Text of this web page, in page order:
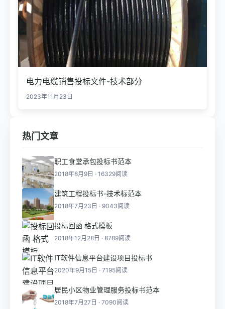
电力电缆销售投标文件-技术部分
2023年11月23日
热门文章
职工食堂承包投标书范本
2018年8月9日 · 16329阅读
建筑工程投标书-技术标范本
2018年7月23日 · 9043阅读
投标回函 格式模板
2018年12月28日 · 8789阅读
IT软件信息平台建设项目投标书
2020年9月15日 · 7195阅读
居民小区物业管理服务投标书范本
2018年7月27日 · 7090阅读